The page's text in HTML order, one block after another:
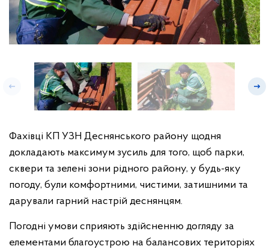
Фахівці КП УЗН Деснянського району щодня
докладають максимум зусиль для того, щоб парки,
сквери та зелені зони рідного району, у будь-яку
погоду, були комфортними, чистими, затишними та
дарували гарний настрій деснянцям.
Погодні умови сприяють здійсненню догляду за
елементами благоустрою на балансових територіях